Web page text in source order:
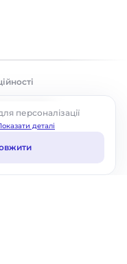
персоналізації
деталі